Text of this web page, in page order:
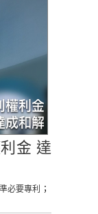
金 達
必要專利
；